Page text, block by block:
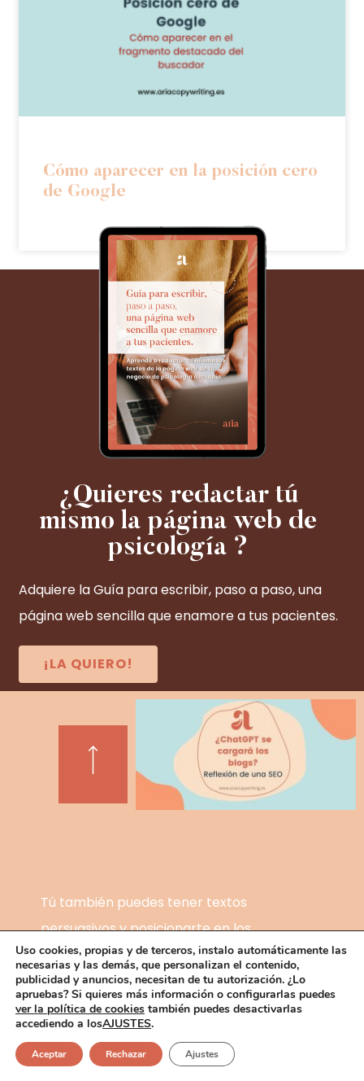
Cómo aparecer en la posición cero
de Google
¿Quieres redactar tú
mismo la página web de
psicología ?
Adquiere la Guía para escribir, paso a paso, una
página web sencilla que enamore a tus pacientes.
¡LA QUIERO!
Tú también puedes tener textos
persuasivos y posicionarte en los
buscadores web, solo necesitas un
copywriter SEO.¿Hablamos?
Correo:hola@ariacopywriting.es
Uso cookies, propias y de terceros, instalo automáticamente las
necesarias y las demás, que personalizan el contenido,
publicidad y anuncios, necesitan de tu autorización. ¿Lo
apruebas? Si quieres más información o configurarlas puedes
ver la política de cookies también puedes desactivarlas
accediendo a losAJUSTES.
Aceptar Rechazar Ajustes